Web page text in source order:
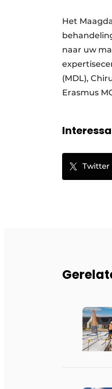
Het
naar uw
(MDL),
Erasmus
Twitter